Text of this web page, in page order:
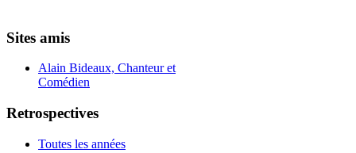
Sites amis
Alain Bideaux, Chanteur et
Comédien
Retrospectives
Toutes les années